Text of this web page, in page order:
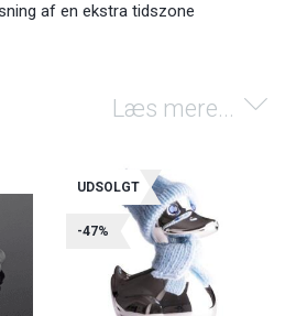
af en ekstra tidszone
Læs mere...
UDSOLGT
-47%